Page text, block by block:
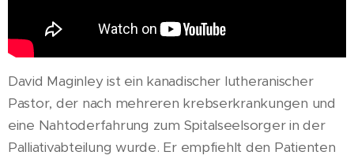
David Maginley ist ein kanadischer lutheranischer
Pastor, der nach mehreren krebserkrankungen und
eine Nahtoderfahrung zum Spitalseelsorger in der
Palliativabteilung wurde. Er empfiehlt den Patienten